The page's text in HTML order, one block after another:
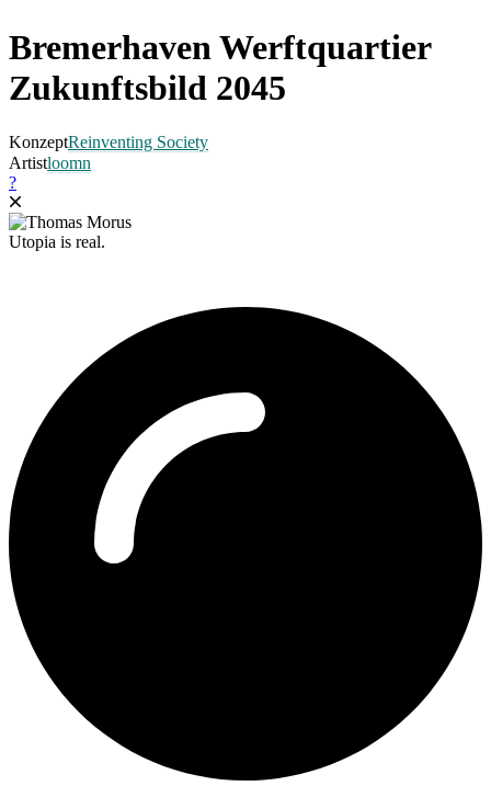
Bremerhaven Werftquartier
Zukunftsbild 2045
KonzeptReinventing Society
Artistloomn
?
Utopia is real.